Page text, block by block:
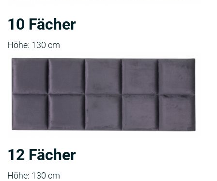
10 Fächer
Höhe: 130 cm
12 Fächer
Höhe: 130 cm